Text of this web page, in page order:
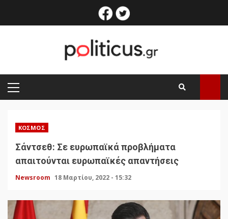
facebook
PRIMARY
MENU
ΚΌΣΜΟΣ
Σάντσεθ: Σε ευρωπαϊκά προβλήματα
απαιτούνται ευρωπαϊκές απαντήσεις
Newsroom 18 Μαρτίου, 2022 - 15:32